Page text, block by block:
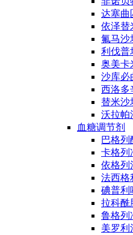
达塞曲
依泽替
氟马沙
利伐普
奥美卡
沙库必
西洛多
替米沙
沃拉帕
血糖调节剂
巴格列
卡格列
依格列
法西格
碘普利
拉科酰
鲁格列
美罗利